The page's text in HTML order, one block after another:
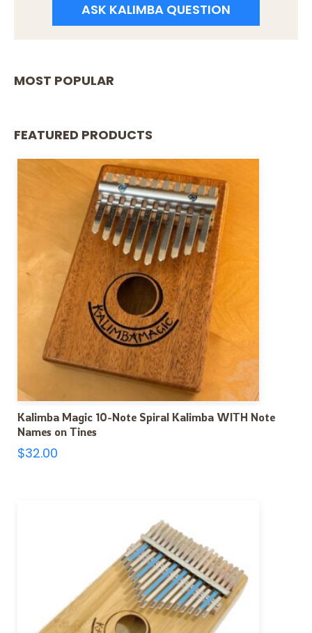
ASK KALIMBA QUESTION
MOST POPULAR
FEATURED PRODUCTS
Kalimba Magic 10-Note Spiral Kalimba WITH Note
Names on Tines
$32.00